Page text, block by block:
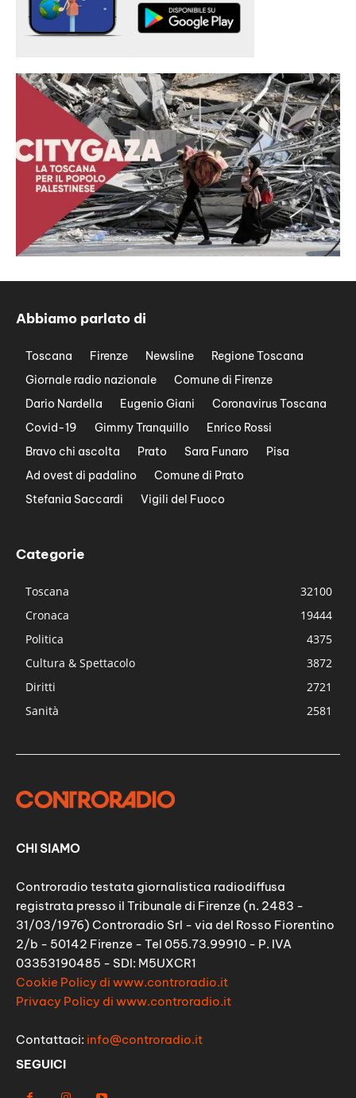
Abbiamo parlato di
Toscana Firenze Newsline
Regione Toscana
Giornale radio nazionale
Comune di Firenze
Dario Nardella
Eugenio Giani
Coronavirus Toscana
Covid-19
Gimmy Tranquillo
Enrico Rossi
Bravo chi ascolta
Prato Sara Funaro
Pisa
Ad ovest di padalino
Comune di Prato
Stefania Saccardi
Vigili del Fuoco
Categorie
Toscana
32100
Cronaca
19444
Politica
4375
Cultura & Spettacolo
3872
Diritti
2721
Sanità
2581
CHI SIAMO
Controradio testata giornalistica radiodiffusa
registrata presso il Tribunale di Firenze (n. 2483 -
31/03/1976) Controradio Srl - via del Rosso Fiorentino
2/b - 50142 Firenze - Tel 055.73.99910 - P. IVA
03353190485 - SDI: M5UXCR1
Cookie Policy di www.controradio.it
Privacy Policy di www.controradio.it
Contattaci: info@controradio.it
SEGUICI